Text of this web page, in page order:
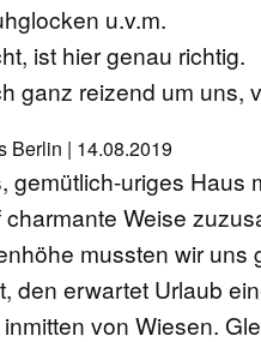
u.v.m.
ist hier genau richtig.
ganz reizend um uns,
Berlin | 14.08.2019
uriges Haus
Weise
mussten wir uns
den erwartet Urlaub
von Wiesen.